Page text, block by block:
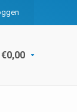
€0,00